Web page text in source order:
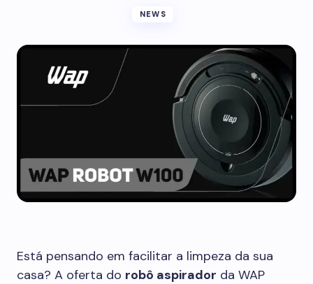
NEWS
Está pensando em facilitar a limpeza da sua
casa? A oferta do robô aspirador da WAP